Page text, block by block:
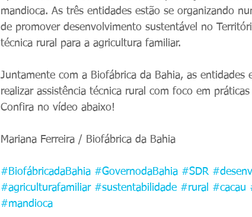
mandioca. As três entidades estão se organizando
de promover desenvolvimento sustentável no
técnica rural para a agricultura familiar.
Juntamente com a Biofábrica da Bahia, as entidades
realizar assistência técnica rural com foco em
Confira no vídeo abaixo!
Mariana Ferreira / Biofábrica da Bahia
#BiofábricadaBahia #GovernodaBahia #SDR
#agriculturafamiliar #sustentabilidade #rural #cacau
#mandioca